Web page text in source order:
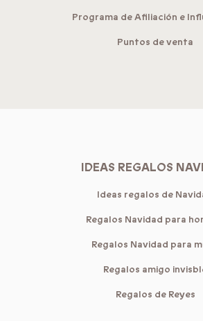
Programa de Afiliación e
Puntos de venta
IDEAS REGALOS
Ideas regalos de
Regalos Navidad para
Regalos Navidad para
Regalos amigo
Regalos de Reyes